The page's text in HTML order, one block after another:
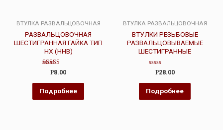
ВТУЛКА РАЗВАЛЬЦОВОЧНАЯ
РАЗВАЛЬЦОВОЧНАЯ
ШЕСТИГРАННАЯ ГАЙКА ТИП
HX (HHB)
Оценка
4.50
из 5
Р8.00
Подробнее
ВТУЛКА РАЗВАЛЬЦОВОЧНАЯ
ВТУЛКИ РЕЗЬБОВЫЕ
РАЗВАЛЬЦОВЫВАЕМЫЕ
ШЕСТИГРАННЫЕ
Оценка
из
5
Р28.00
Подробнее